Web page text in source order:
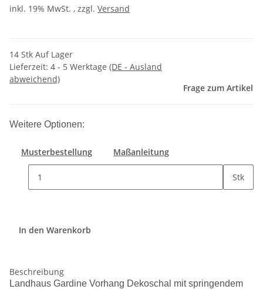
inkl. 19% MwSt. , zzgl. Versand
14 Stk Auf Lager
Lieferzeit: 4 - 5 Werktage (DE - Ausland
abweichend)
Frage zum Artikel
Weitere Optionen:
Musterbestellung Maßanleitung
Stk
In den Warenkorb
Beschreibung
Landhaus Gardine Vorhang Dekoschal mit springendem